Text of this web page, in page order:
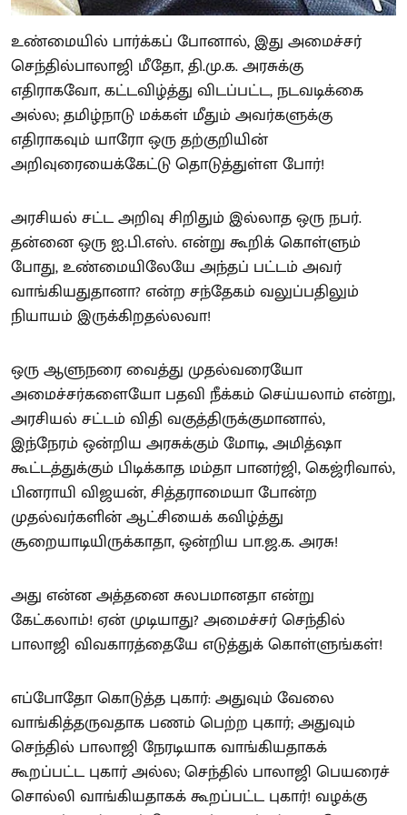
உண்மையில் பார்க்கப் போனால், இது அமைச்சர்
செந்தில்பாலாஜி மீதோ, தி.மு.க. அரசுக்கு
எதிராகவோ, கட்டவிழ்த்து விடப்பட்ட, நடவடிக்கை
அல்ல; தமிழ்நாடு மக்கள் மீதும் அவர்களுக்கு
எதிராகவும் யாரோ ஒரு தற்குறியின்
அறிவுரையைக்கேட்டு தொடுத்துள்ள போர்!
அரசியல் சட்ட அறிவு சிறிதும் இல்லாத ஒரு நபர்.
தன்னை ஒரு ஐ.பி.எஸ். என்று கூறிக் கொள்ளும்
போது, உண்மையிலேயே அந்தப் பட்டம் அவர்
வாங்கியதுதானா? என்ற சந்தேகம் வலுப்பதிலும்
நியாயம் இருக்கிறதல்லவா!
ஒரு ஆளுநரை வைத்து முதல்வரையோ
அமைச்சர்களையோ பதவி நீக்கம் செய்யலாம் என்று,
அரசியல் சட்டம் விதி வகுத்திருக்குமானால்,
இந்நேரம் ஒன்றிய அரசுக்கும் மோடி, அமித்ஷா
கூட்டத்துக்கும் பிடிக்காத மம்தா பானர்ஜி, கெஜ்ரிவால்,
பினராயி விஜயன், சித்தராமையா போன்ற
முதல்வர்களின் ஆட்சியைக் கவிழ்த்து
சூறையாடியிருக்காதா, ஒன்றிய பா.ஜ.க. அரசு!
அது என்ன அத்தனை சுலபமானதா என்று
கேட்கலாம்! ஏன் முடியாது? அமைச்சர் செந்தில்
பாலாஜி விவகாரத்தையே எடுத்துக் கொள்ளுங்கள்!
எப்போதோ கொடுத்த புகார்: அதுவும் வேலை
வாங்கித்தருவதாக பணம் பெற்ற புகார்; அதுவும்
செந்தில் பாலாஜி நேரடியாக வாங்கியதாகக்
கூறப்பட்ட புகார் அல்ல; செந்தில் பாலாஜி பெயரைச்
சொல்லி வாங்கியதாகக் கூறப்பட்ட புகார்! வழக்கு